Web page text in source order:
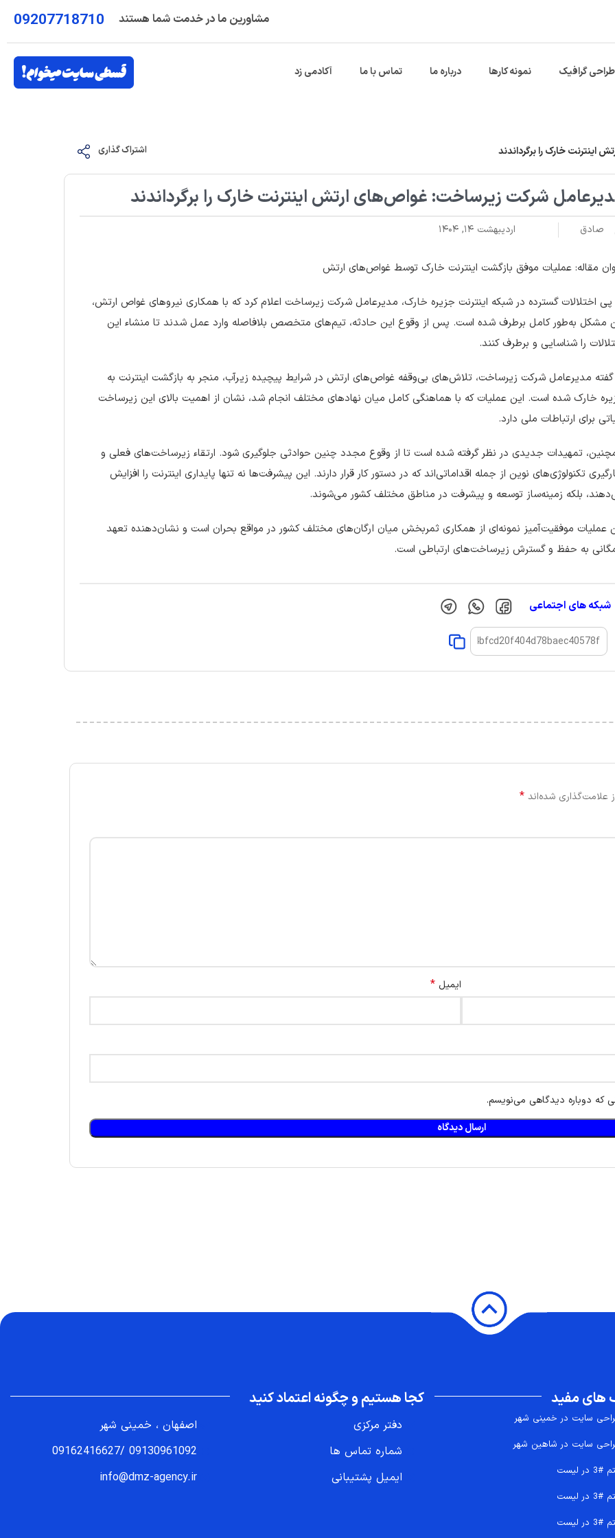
مشاورین ما در خدمت شما هستند 09207718710
طراحی گرافیک نمونه کارها درباره ما تماس با ما آکادمی زد
خارک را برگرداندند اشتراک گذاری
شرکت زیرساخت: غواص‌های ارتش اینترنت خارک را برگرداندند
صادق اردیبهشت ۱۴, ۱۴۰۴
مقاله: عملیات موفق بازگشت اینترنت خارک توسط غواص‌های ارتش
پی اختلالات گسترده در شبکه اینترنت جزیره خارک، مدیرعامل شرکت زیرساخت اعلام کرد که با همکاری نیروهای غواص ارتش،
مشکل به‌طور کامل برطرف شده است. پس از وقوع این حادثه، تیم‌های متخصص بلافاصله وارد عمل شدند تا منشاء این
را شناسایی و برطرف کنند.
گفته مدیرعامل شرکت زیرساخت، تلاش‌های بی‌وقفه غواص‌های ارتش در شرایط پیچیده زیرآب، منجر به بازگشت اینترنت به
خارک شده است. این عملیات که با هماهنگی کامل میان نهادهای مختلف انجام شد، نشان از اهمیت بالای این زیرساخت
برای ارتباطات ملی دارد.
تمهیدات جدیدی در نظر گرفته شده است تا از وقوع مجدد چنین حوادثی جلوگیری شود. ارتقاء زیرساخت‌های فعلی و
تکنولوژی‌های نوین از جمله اقداماتی‌اند که در دستور کار قرار دارند. این پیشرفت‌ها نه تنها پایداری اینترنت را افزایش
بلکه زمینه‌ساز توسعه و پیشرفت در مناطق مختلف کشور می‌شوند.
عملیات موفقیت‌آمیز نمونه‌ای از همکاری ثمربخش میان ارگان‌های مختلف کشور در مواقع بحران است و نشان‌دهنده تعهد
به حفظ و گسترش زیرساخت‌های ارتباطی است.
شبکه های اجتماعی
علامت‌گذاری شده‌اند *
ایمیل *
که دوباره دیدگاهی می‌نویسم.
های مفید
سایت در خمینی شهر
سایت در شاهین شهر
در لیست
در لیست
در لیست
کجا هستیم و چگونه اعتماد کنید
دفتر مرکزی
شماره تماس ها
ایمیل پشتیبانی
اصفهان ، خمینی شهر
09130961092
/
09162416627
info@dmz-agency.ir